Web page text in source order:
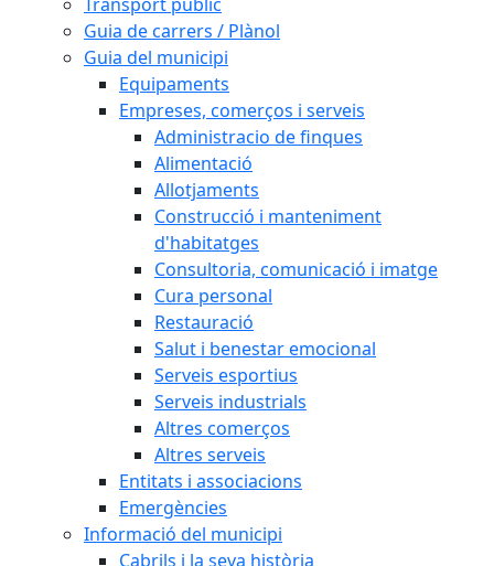
Guia de carrers / Plànol
Guia del municipi
Equipaments
Empreses, comerços i serveis
Administracio de finques
Alimentació
Allotjaments
Construcció i manteniment
d'habitatges
Consultoria, comunicació i imatge
Cura personal
Restauració
Salut i benestar emocional
Serveis esportius
Serveis industrials
Altres comerços
Altres serveis
Entitats i associacions
Emergències
Informació del municipi
Cabrils i la seva història